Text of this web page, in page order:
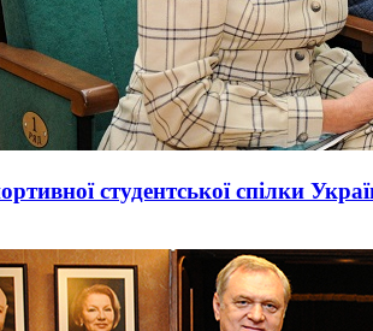
студентської спілки